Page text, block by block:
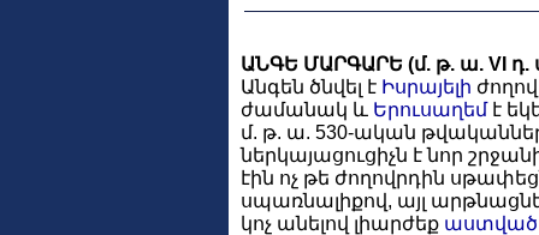
ԱՆԳԵ ՄԱՐԳԱՐԵ (մ. թ. ա. VI դ.
Անգեն ծնվել է Իսրայելի
ժամանակ և Երուսաղեմէ
մ. թ. ա. 530-ական
ներկայացուցիչն է նոր
էին ոչ թե ժողովրդին
սպառնալիքով, այլ
կոչ անելով լիարժեք